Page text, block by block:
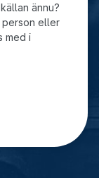
ännu?
person eller
med i